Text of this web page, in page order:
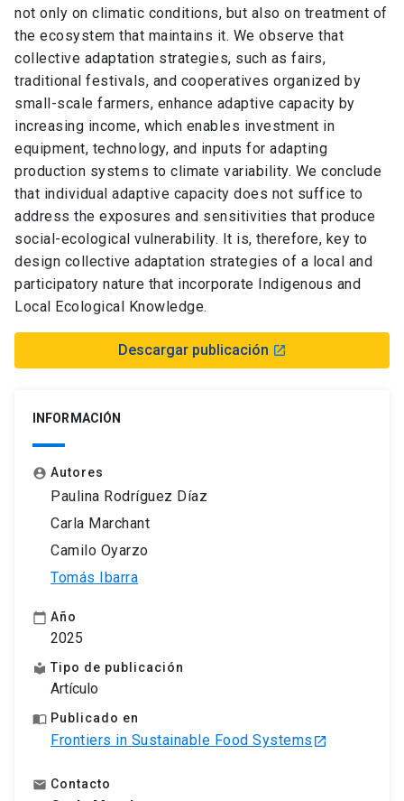
not only on climatic conditions, but also on treatment of
the ecosystem that maintains it. We observe that
collective adaptation strategies, such as fairs,
traditional festivals, and cooperatives organized by
small-scale farmers, enhance adaptive capacity by
increasing income, which enables investment in
equipment, technology, and inputs for adapting
production systems to climate variability. We conclude
that individual adaptive capacity does not suffice to
address the exposures and sensitivities that produce
social-ecological vulnerability. It is, therefore, key to
design collective adaptation strategies of a local and
participatory nature that incorporate Indigenous and
Local Ecological Knowledge.
Descargar publicación launch
INFORMACIÓN
account_circle Autores
Paulina Rodríguez Díaz
Carla Marchant
Camilo Oyarzo
Tomás Ibarra
calendar_today Año
2025
local_library Tipo de publicación
Artículo
import_contacts Publicado en
Frontiers in Sustainable Food Systems launch
email Contacto